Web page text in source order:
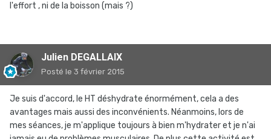
l'effort , ni de la boisson (mais ?)
Julien DEGALLAIX
Posté le 3 février 2015
Je suis d'accord, le HT déshydrate énormément, cela a des
avantages mais aussi des inconvénients. Néanmoins, lors de
mes séances, je m'applique toujours à bien m'hydrater et je n'ai